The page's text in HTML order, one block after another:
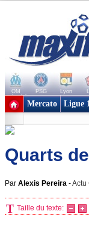
OM PSG Lyon
+ de clubs
Mercato Ligue
Quarts
Par Alexis Pereira -Actu
Taille du texte: